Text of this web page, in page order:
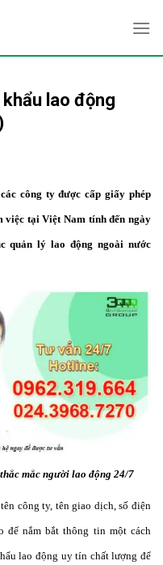
lao động
công ty được cấp giấy phép
việc tại Việt Nam tính đến ngày
quản lý lao động ngoài nước
mắc người lao động 24/7
công ty, tên giao dịch, số điện
để nắm bắt thông tin một cách
lao động uy tín chất lượng để